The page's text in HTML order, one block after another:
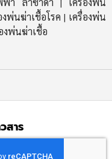
งพ่นฆ่าเชื้อโรค | เครื่องพ่น
งพ่นฆ่าเชื้อ
สาร